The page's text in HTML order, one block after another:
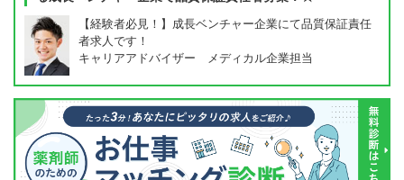
【経験者必見！】成長ベンチャー企業にて品質保証責任
者求人です！
キャリアアドバイザー メディカル企業担当